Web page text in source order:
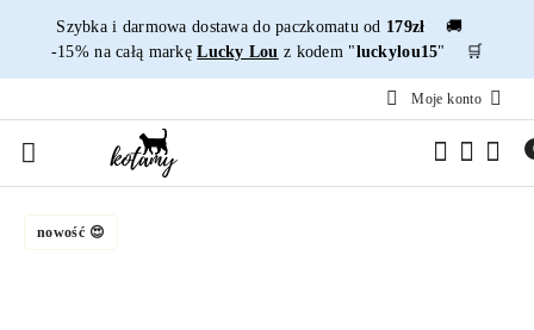
Przejdź do treści głównej
Przejdź do wyszukiwarki
Przejdź do moje konto
Przejdź do menu głównego
Przejdź do opisu produktu
Przejdź do stopki
Szybka i darmowa dostawa do paczkomatu od 179zł 🚚
-15% na całą markęLucky Lou z kodem "luckylou15" 🛒
Moje konto
nowość 😍